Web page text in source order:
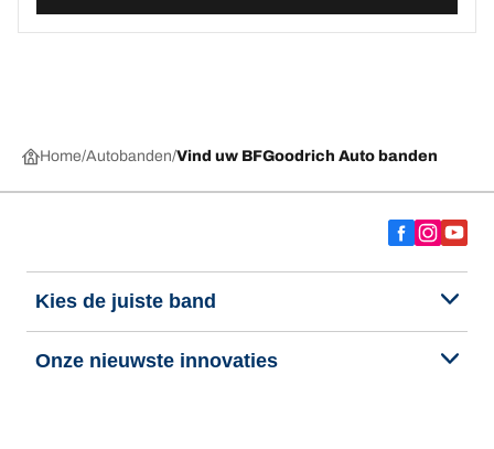
Home Autobanden Vind uw BFGoodrich Auto banden
Kies de juiste band
Onze nieuwste innovaties